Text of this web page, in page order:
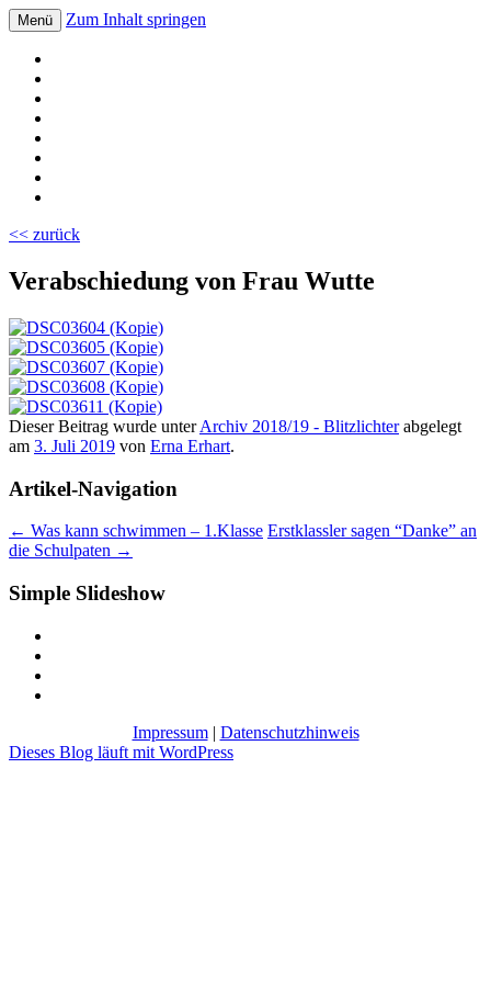
Volksschule Bad Blumau
Menü Zum Inhalt springen
<< zurück
Verabschiedung von Frau Wutte
Dieser Beitrag wurde unterArchiv 2018/19 - Blitzlichterabgelegt
am 3. Juli 2019 von Erna Erhart.
Artikel-Navigation
← Was kann schwimmen – 1.Klasse Erstklassler sagen “Danke” an
die Schulpaten →
Simple Slideshow
Impressum| Datenschutzhinweis
Dieses Blog läuft mit WordPress